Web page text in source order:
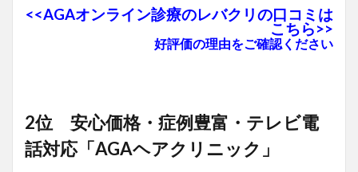
<<AGAオンライン診療のレバクリの口コミは
こちら>>
好評価の理由をご確認ください
2位 安心価格・症例豊富・テレビ電
話対応「AGAヘアクリニック」